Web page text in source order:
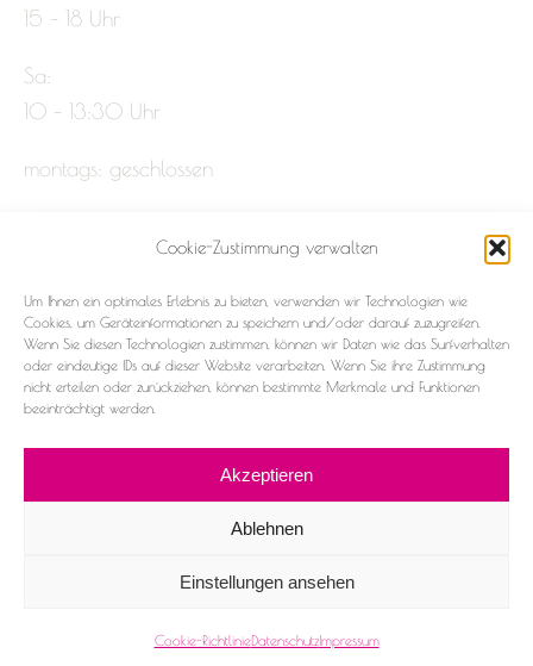
Cookie-Zustimmung verwalten
Um Ihnen ein optimales Erlebnis zu bieten, verwenden wir Technologien wie
Cookies, um Geräteinformationen zu speichern und/oder darauf zuzugreifen.
Wenn Sie diesen Technologien zustimmen, können wir Daten wie das Surfverhalten
oder eindeutige IDs auf dieser Website verarbeiten. Wenn Sie ihre Zustimmung
nicht erteilen oder zurückziehen, können bestimmte Merkmale und Funktionen
beeinträchtigt werden.
Akzeptieren
Ablehnen
Einstellungen ansehen
Cookie-RichtlinieDatenschutzImpressum
15 – 18 Uhr
Sa:
10 – 13:30 Uhr
montags: geschlossen
Datenschutz
Cookie-Richtlinie (EU)